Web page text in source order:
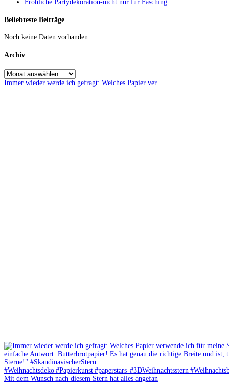
Fröhliche Partydekoration-nicht nur für Fasching
Beliebteste Beiträge
Noch keine Daten vorhanden.
Archiv
Immer wieder werde ich gefragt: Welches Papier ver
Mit dem Wunsch nach diesem Stern hat alles angefan